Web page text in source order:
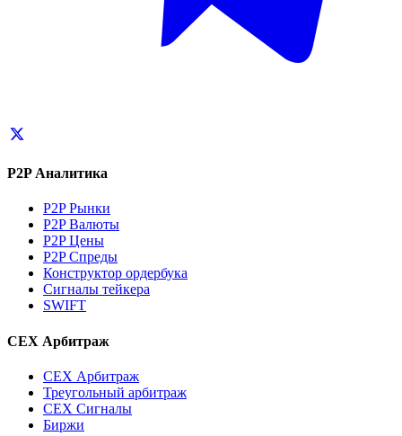
P2P Аналитика
P2P Рынки
P2P Валюты
P2P Цены
P2P Спреды
Конструктор ордербука
Сигналы тейкера
SWIFT
CEX Арбитраж
CEX Арбитраж
Треугольный арбитраж
CEX Сигналы
Биржи